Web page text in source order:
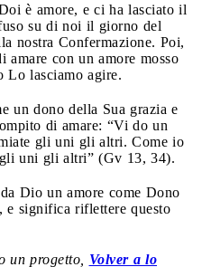
è amore, e ci ha lasciato il
su di noi il giorno del
nostra Confermazione. Poi,
amare con un amore mosso
Lo lasciamo agire.
un dono della Sua grazia e
di amare: “Vi do un
gli uni gli altri. Come io
uni gli altri” (Gv 13, 34).
Dio un amore come Dono
e significa riflettere questo
un progetto, Volver a lo